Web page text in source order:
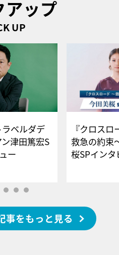
アップ
UP
ラベルダデ
津田篤宏S
ビュー
『クロス
救急の約束
桜SPイ
事をもっと見る